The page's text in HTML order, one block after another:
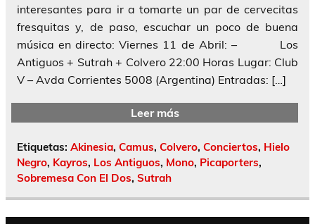
interesantes para ir a tomarte un par de cervecitas
fresquitas y, de paso, escuchar un poco de buena
música en directo: Viernes 11 de Abril: – Los
Antiguos + Sutrah + Colvero 22:00 Horas Lugar: Club
V – Avda Corrientes 5008 (Argentina) Entradas: […]
Leer más
Etiquetas: Akinesia, Camus, Colvero, Conciertos, Hielo
Negro, Kayros, Los Antiguos, Mono, Picaporters,
Sobremesa Con El Dos, Sutrah